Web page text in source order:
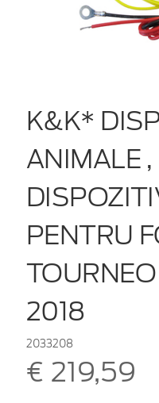
K&K*
ANIMALE
PENTRU
2018
2033208
€ 219,59